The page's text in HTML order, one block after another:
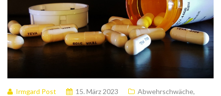
Irmgard Post 15. März 2023 Abwehrschwäche,